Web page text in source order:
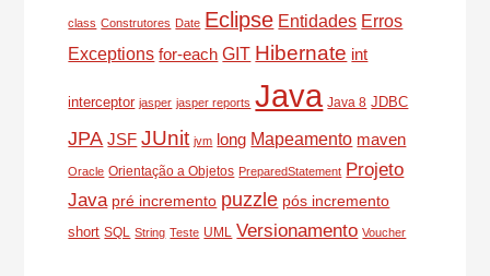
class Construtores Date Eclipse Entidades Erros
Exceptions for-each GIT Hibernate int
interceptor jasper jasper reports Java Java 8 JDBC
JPA JSF JUnit jvm long Mapeamento maven
Oracle Orientação a Objetos PreparedStatement Projeto
Java pré incremento puzzle pós incremento
short SQL String Teste UML Versionamento Voucher